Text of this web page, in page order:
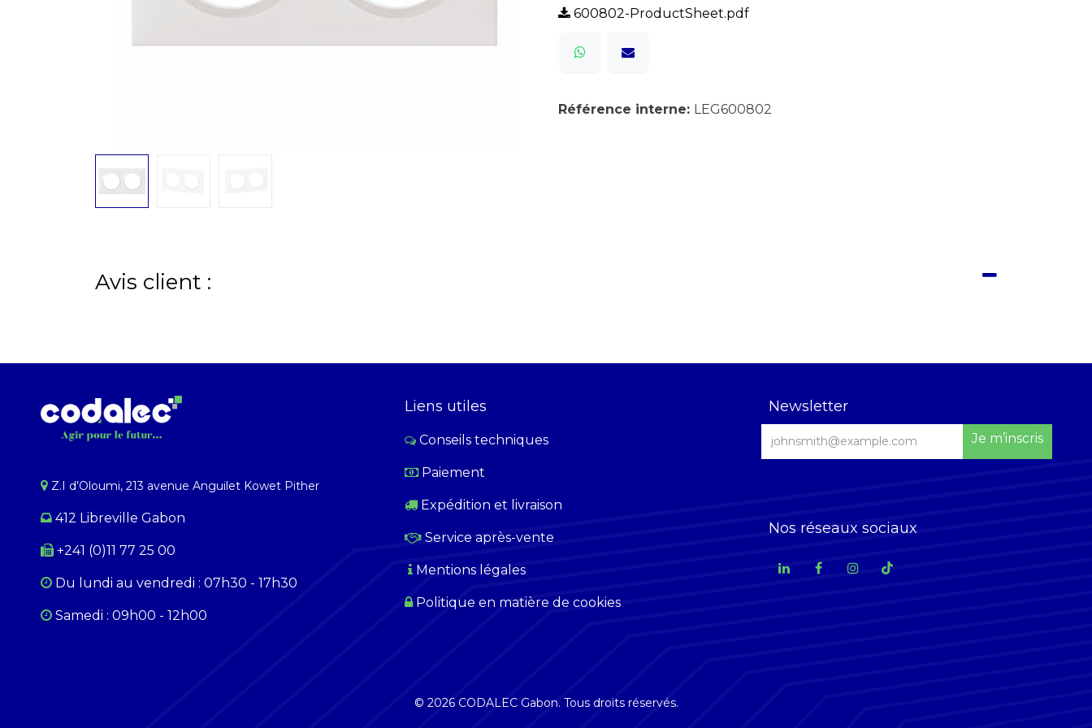
600802-ProductSheet.pdf
Référence interne: LEG600802
Avis client :
Z.I d’Oloumi, 213 avenue Anguilet Kowet Pither​
412 Libreville Gabon
+241 (0)11 77 25 00
Du lundi au ​​vendredi : 07h30 - 17h30
Samedi : 09h00 - 12h00
Liens utiles
Conseils techniques
​ Paiement
Expédition et livraison
Service après-vente
Mentions légales
Politique en matière de cookies
© 2026 CODALEC Gabon. Tous droits réservés.
Newsletter
Je m’inscris
Nos réseaux sociaux